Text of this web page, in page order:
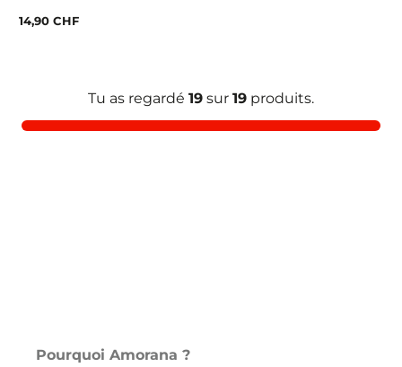
14,90 CHF
Tu as regardé 19 sur 19 produits.
Pourquoi Amorana ?